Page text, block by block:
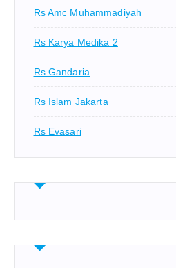
Rs Amc Muhammadiyah
Rs Karya Medika 2
Rs Gandaria
Rs Islam Jakarta
Rs Evasari